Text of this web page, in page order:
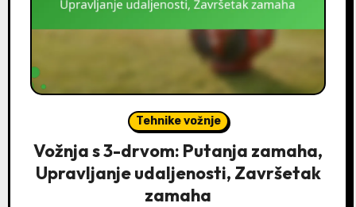
Tehnike vožnje
Vožnja s 3-drvom: Putanja zamaha,
Upravljanje udaljenosti, Završetak
zamaha